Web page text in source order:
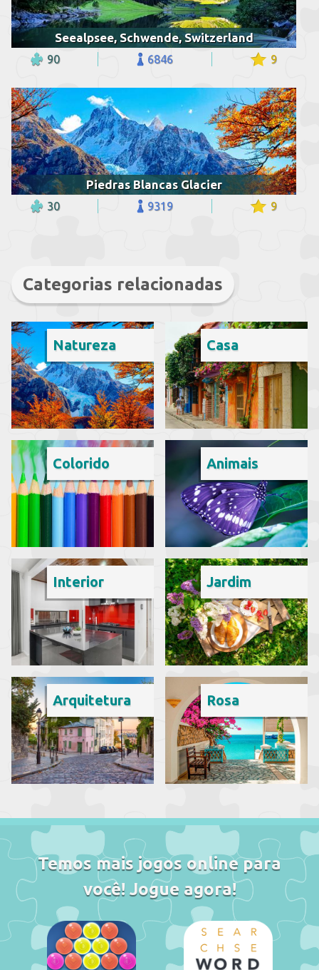
Seealpsee, Schwende, Switzerland
90 6846 9
Piedras Blancas Glacier
30 9319 9
Categorias relacionadas
Natureza Casa
Colorido Animais
Interior Jardim
Arquitetura Rosa
Temos mais jogos online para
você! Jogue agora!